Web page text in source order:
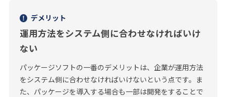
デメリット
運用方法をシステム側に合わせなければいけ
ない
パッケージソフトの一番のデメリットは、企業が運用方法
をシステム側に合わせなければいけないという点です。ま
た、パッケージを導入する場合も一部は開発をすることで